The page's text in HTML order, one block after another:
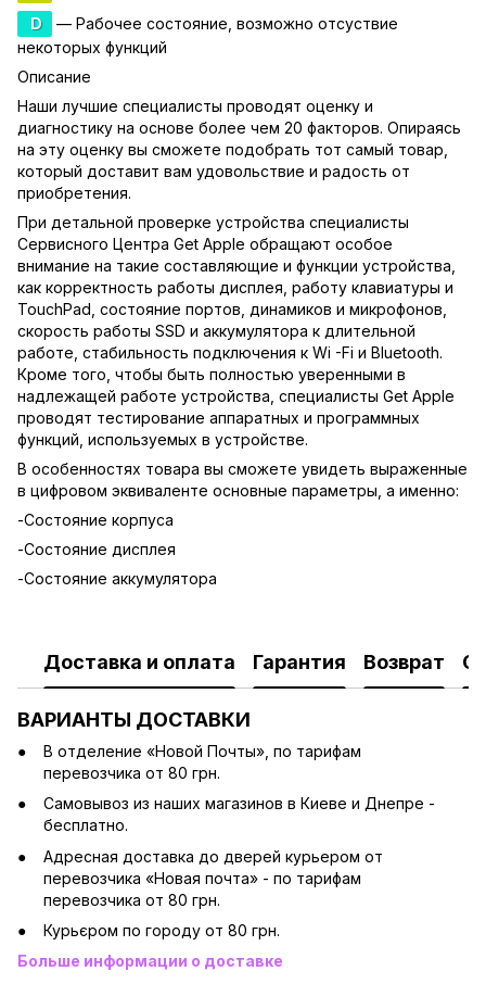
D
— Рабочее состояние, возможно отсуствие
некоторых функций
Описание
Наши лучшие специалисты проводят оценку и
диагностику на основе более чем 20 факторов. Опираясь
на эту оценку вы сможете подобрать тот самый товар,
который доставит вам удовольствие и радость от
приобретения.
При детальной проверке устройства специалисты
Сервисного Центра Get Apple обращают особое
внимание на такие составляющие и функции устройства,
как корректность работы дисплея, работу клавиатуры и
TouchPad, состояние портов, динамиков и микрофонов,
скорость работы SSD и аккумулятора к длительной
работе, стабильность подключения к Wi -Fi и Bluetooth.
Кроме того, чтобы быть полностью уверенными в
надлежащей работе устройства, специалисты Get Apple
проводят тестирование аппаратных и программных
функций, используемых в устройстве.
В особенностях товара вы сможете увидеть выраженные
в цифровом эквиваленте основные параметры, а именно:
-Состояние корпуса
-Состояние дисплея
-Состояние аккумулятора
Доставка и оплата Гарантия Возврат
ВАРИАНТЫ ДОСТАВКИ
В отделение «Новой Почты», по тарифам
перевозчика от 80 грн.
Cамовывоз из наших магазинов в Киеве и Днепре -
бесплатно.
Адресная доставка до дверей курьером от
перевозчика «Новая почта» - по тарифам
перевозчика от 80 грн.
Курьєром по городу от 80 грн.
Больше информации о доставке